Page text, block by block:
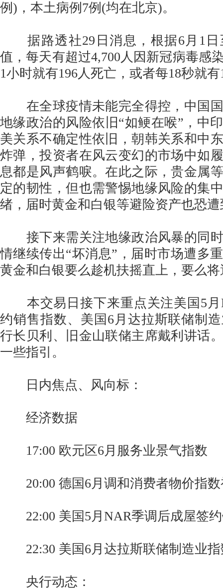
例)，本土病例7例(均在北京)。
据路透社29日消息，根据6月1日
值，每天有超过4,700人因新冠病毒感
1小时就有196人死亡，或者每18秒就
在全球疫情未能完全得控，中国国
地缘政治的风险依旧“如鲠在喉”，中
美关系不确定性依旧，朝韩关系和中
炸弹，投资者在风云变幻的市场中如
息都是风声鹤唳。在此之际，贵金属
定的韧性，但也需警惕地缘风险的集
绪，届时黄金和白银等避险资产也恐
接下来需关注地缘政治风暴的同时
情继续传出“坏消息”，届时市场遭多
黄金和白银要么趁机扶摇直上，要么
本交易日接下来重点关注美国5月
约销售指数、美国6月达拉斯联储制
行长贝利、旧金山联储主席戴利讲话
一些指引。
日内焦点、风向标：
经济数据
17:00 欧元区6月服务业景气指数
20:00 德国6月调和消费者物价指数
22:00 美国5月NAR季调后成屋签约
22:30 美国6月达拉斯联储制造业指
央行动态：